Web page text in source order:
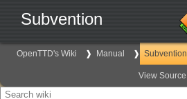
Subvention
OpenTTD's Wiki Manual Subvention
View Source